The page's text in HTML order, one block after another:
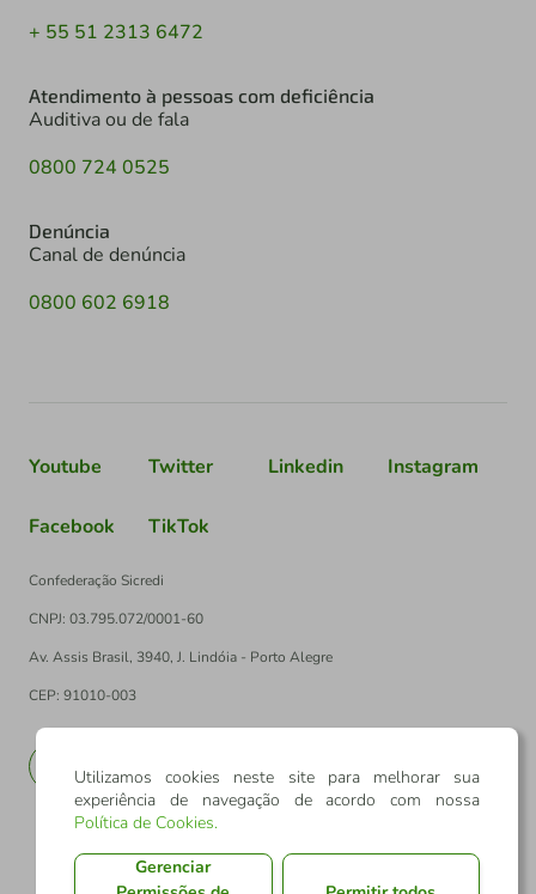
+ 55 51 2313 6472
Atendimento à pessoas com deficiência
Auditiva ou de fala
0800 724 0525
Denúncia
Canal de denúncia
0800 602 6918
Youtube Twitter Linkedin Instagram
Facebook TikTok
Confederação Sicredi
CNPJ: 03.795.072/0001-60
Av. Assis Brasil, 3940, J. Lindóia - Porto Alegre
CEP: 91010-003
Utilizamos cookies neste site para melhorar sua
experiência de navegação de acordo com nossa
Política de Cookies.
Gerenciar